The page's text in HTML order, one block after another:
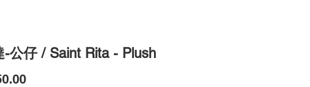
-公仔 / Saint Rita - Plush
價